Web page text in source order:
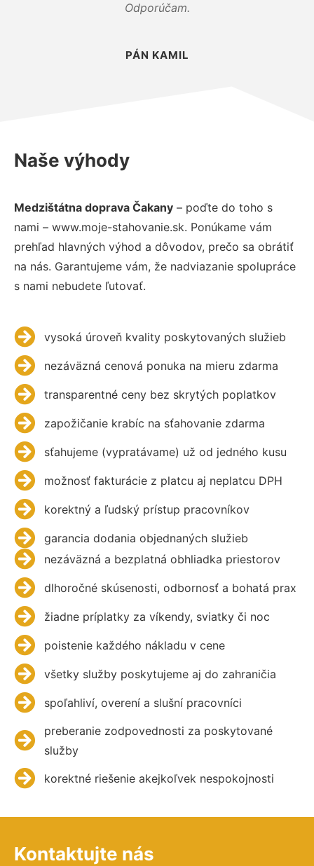
Odporúčam.
PÁN KAMIL
Naše výhody
Medzištátna doprava Čakany – poďte do toho s
nami – www.moje-stahovanie.sk. Ponúkame vám
prehľad hlavných výhod a dôvodov, prečo sa obrátiť
na nás. Garantujeme vám, že nadviazanie spolupráce
s nami nebudete ľutovať.
vysoká úroveň kvality poskytovaných služieb
nezáväzná cenová ponuka na mieru zdarma
transparentné ceny bez skrytých poplatkov
zapožičanie krabíc na sťahovanie zdarma
sťahujeme (vypratávame) už od jedného kusu
možnosť fakturácie z platcu aj neplatcu DPH
korektný a ľudský prístup pracovníkov
garancia dodania objednaných služieb
nezáväzná a bezplatná obhliadka priestorov
dlhoročné skúsenosti, odbornosť a bohatá prax
žiadne príplatky za víkendy, sviatky či noc
poistenie každého nákladu v cene
všetky služby poskytujeme aj do zahraničia
spoľahliví, overení a slušní pracovníci
preberanie zodpovednosti za poskytované
služby
korektné riešenie akejkoľvek nespokojnosti
Kontaktujte nás